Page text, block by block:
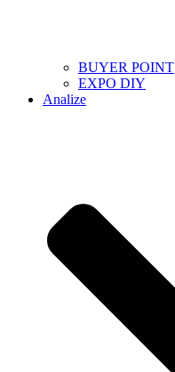
BUYER POINT
EXPO DIY
Analize